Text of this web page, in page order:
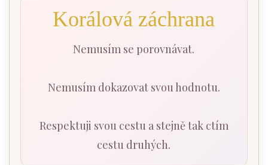
Korálová záchrana
Nemusím se porovnávat.
Nemusím dokazovat svou hodnotu.
Respektuji svou cestu a stejně tak ctím
cestu druhých.